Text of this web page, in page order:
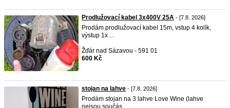
Prodlužovací kabel 3x400V 25A - [7.8. 2026]
Prodám prodlužovací kabel 15m, vstup 4 kolík,
výstup 1x ...
Žďár nad Sázavou - 591 01
600 Kč
stojan na lahve - [7.8. 2026]
Prodám stojan na 3 lahve Love Wine (lahve
nejsou součás ...